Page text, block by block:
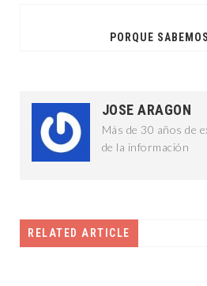
JOSE ARAGON
Más de 30 años de
de la información
RELATED ARTICLE